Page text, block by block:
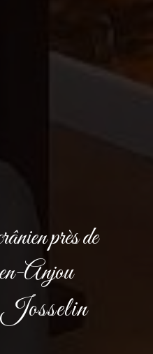
près de
Anjou